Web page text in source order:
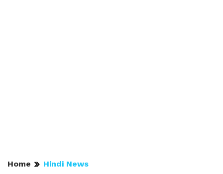
Home Hindi News